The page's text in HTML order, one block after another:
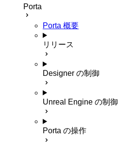
Porta
Porta 概要
リリース
Designer の制御
Unreal Engine の制御
Porta の操作